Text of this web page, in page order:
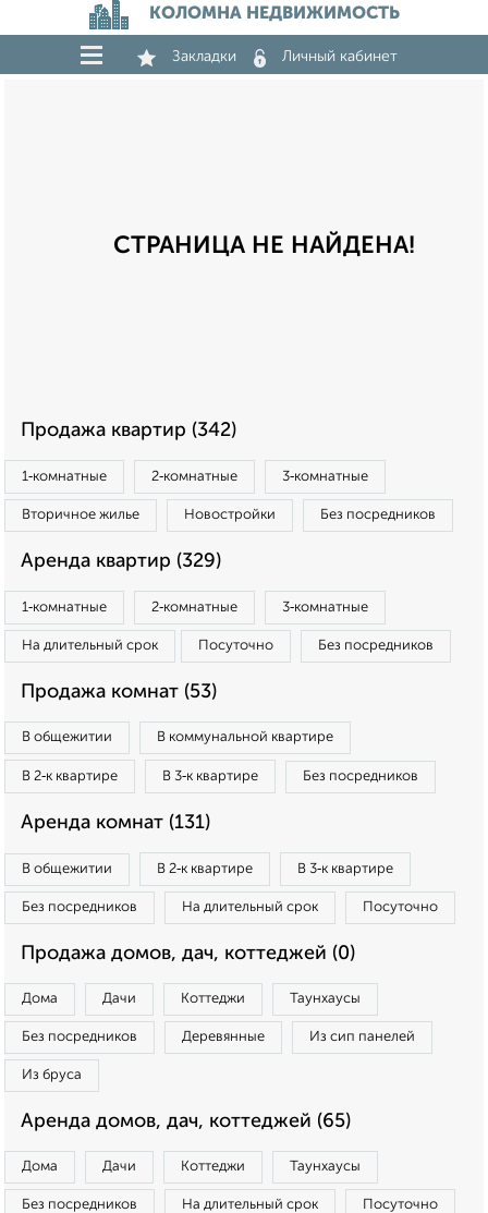
КОЛОМНА НЕДВИЖИМОСТЬ
Закладки Личный кабинет
СТРАНИЦА НЕ НАЙДЕНА!
Продажа квартир (342)
1‑комнатные 2‑комнатные 3‑комнатные
Вторичное жилье Новостройки Без посредников
Аренда квартир (329)
1‑комнатные 2‑комнатные 3‑комнатные
На длительный срок Посуточно Без посредников
Продажа комнат (53)
В общежитии В коммунальной квартире
В 2‑к квартире В 3‑к квартире Без посредников
Аренда комнат (131)
В общежитии В 2‑к квартире В 3‑к квартире
Без посредников На длительный срок Посуточно
Продажа домов, дач, коттеджей (0)
Дома Дачи Коттеджи Таунхаусы
Без посредников Деревянные Из сип панелей
Из бруса
Аренда домов, дач, коттеджей (65)
Дома Дачи Коттеджи Таунхаусы
Без посредников На длительный срок Посуточно